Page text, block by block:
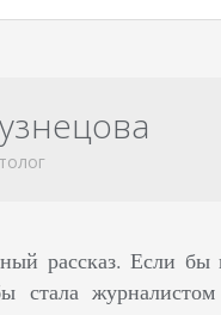
рассказ. Если бы
стала